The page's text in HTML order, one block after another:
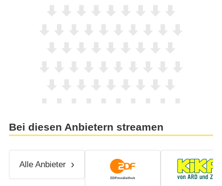
Bei diesen Anbietern streamen
Alle Anbieter